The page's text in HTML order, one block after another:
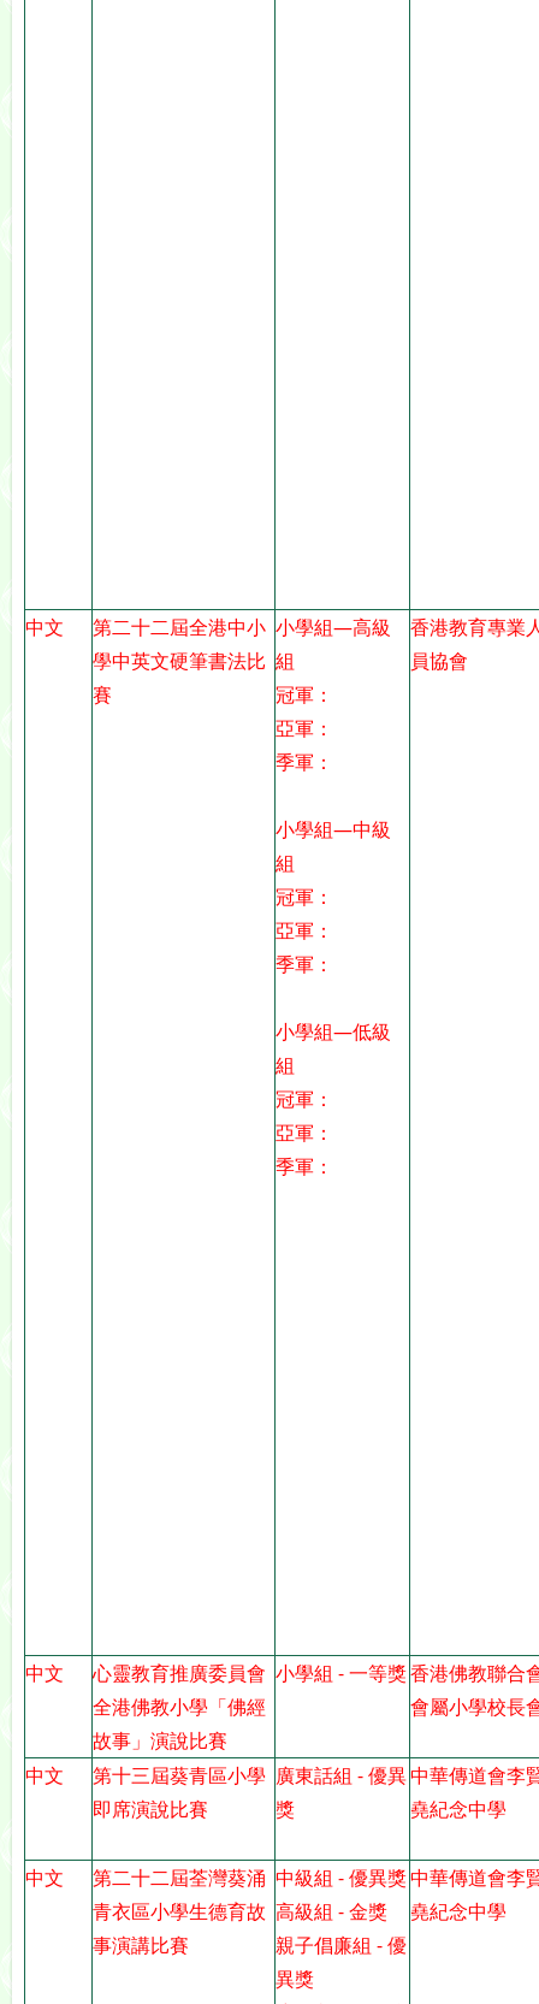
中文
第二十二屆全港中小
學中英文硬筆書法比
賽
小學組—高級
組
冠軍：
亞軍：
季軍：
小學組—中級
組
冠軍：
亞軍：
季軍：
小學組—低級
組
冠軍：
亞軍：
季軍：
香港教育專業
員協會
中文
心靈教育推廣委員會
全港佛教小學「佛經
故事」演說比賽
小學組 - 一等獎香港佛教聯合
會屬小學校長
中文
第十三屆葵青區小學
即席演說比賽
廣東話組 - 優異
獎
中華傳道會李
堯紀念中學
中文
第二十二屆荃灣葵涌
青衣區小學生德育故
事演講比賽
中級組 - 優異獎
高級組 - 金獎
親子倡廉組 - 優
異獎
中華傳道會李
堯紀念中學